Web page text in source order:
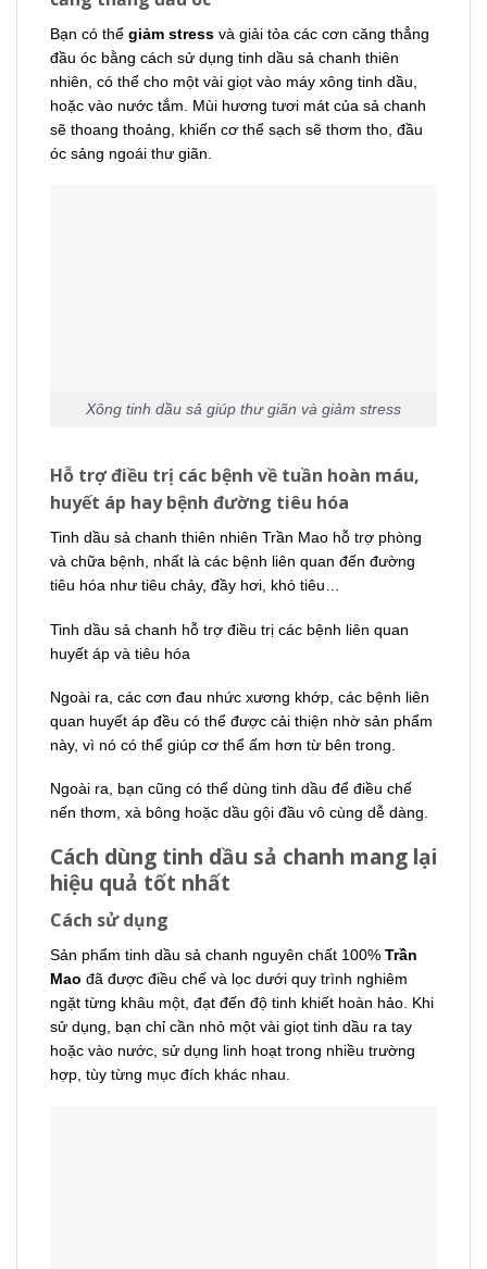
Bạn có thể giảm stress và giải tỏa các cơn căng thẳng
đầu óc bằng cách sử dụng tinh dầu sả chanh thiên
nhiên, có thể cho một vài giọt vào máy xông tinh dầu,
hoặc vào nước tắm. Mùi hương tươi mát của sả chanh
sẽ thoang thoảng, khiến cơ thể sạch sẽ thơm tho, đầu
óc sảng ngoái thư giãn.
Xông tinh dầu sả giúp thư giãn và giảm stress
Hỗ trợ điều trị các bệnh về tuần hoàn máu,
huyết áp hay bệnh đường tiêu hóa
Tinh dầu sả chanh thiên nhiên Trần Mao hỗ trợ phòng
và chữa bệnh, nhất là các bệnh liên quan đến đường
tiêu hóa như tiêu chảy, đầy hơi, khó tiêu…
Tinh dầu sả chanh hỗ trợ điều trị các bệnh liên quan
huyết áp và tiêu hóa
Ngoài ra, các cơn đau nhức xương khớp, các bệnh liên
quan huyết áp đều có thể được cải thiện nhờ sản phẩm
này, vì nó có thể giúp cơ thể ấm hơn từ bên trong.
Ngoài ra, bạn cũng có thể dùng tinh dầu để điều chế
nến thơm, xà bông hoặc dầu gội đầu vô cùng dễ dàng.
Cách dùng tinh dầu sả chanh mang lại
hiệu quả tốt nhất
Cách sử dụng
Sản phẩm tinh dầu sả chanh nguyên chất 100% Trần
Mao đã được điều chế và lọc dưới quy trình nghiêm
ngặt từng khâu một, đạt đến độ tinh khiết hoàn hảo. Khi
sử dụng, bạn chỉ cần nhỏ một vài giọt tinh dầu ra tay
hoặc vào nước, sử dụng linh hoạt trong nhiều trường
hợp, tùy từng mục đích khác nhau.